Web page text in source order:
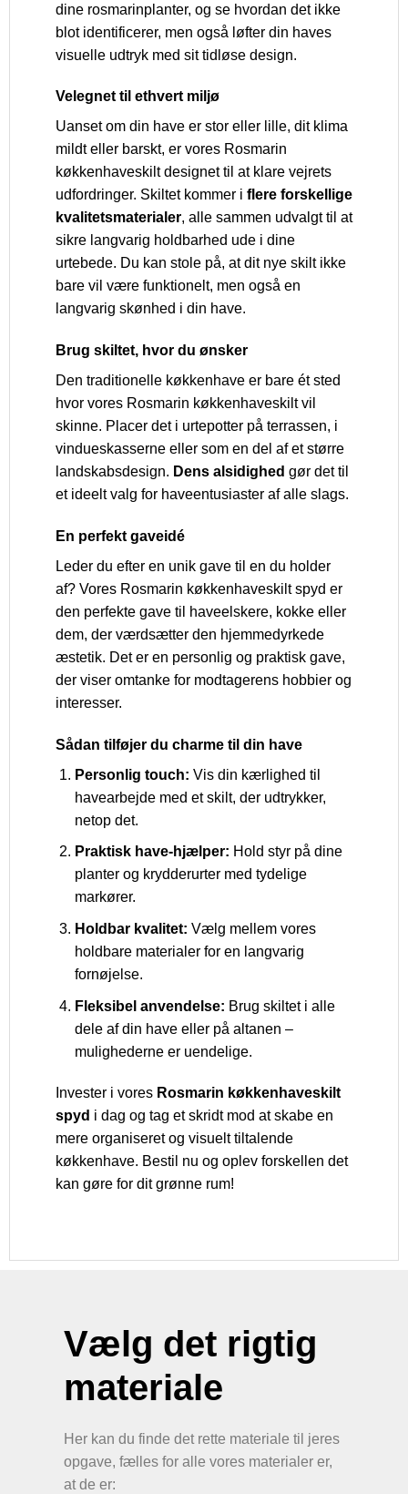
dine rosmarinplanter, og se hvordan det ikke
blot identificerer, men også løfter din haves
visuelle udtryk med sit tidløse design.
Velegnet til ethvert miljø
Uanset om din have er stor eller lille, dit klima
mildt eller barskt, er vores Rosmarin
køkkenhaveskilt designet til at klare vejrets
udfordringer. Skiltet kommer i flere forskellige
kvalitetsmaterialer, alle sammen udvalgt til at
sikre langvarig holdbarhed ude i dine
urtebede. Du kan stole på, at dit nye skilt ikke
bare vil være funktionelt, men også en
langvarig skønhed i din have.
Brug skiltet, hvor du ønsker
Den traditionelle køkkenhave er bare ét sted
hvor vores Rosmarin køkkenhaveskilt vil
skinne. Placer det i urtepotter på terrassen, i
vindueskasserne eller som en del af et større
landskabsdesign. Dens alsidighed gør det til
et ideelt valg for haveentusiaster af alle slags.
En perfekt gaveidé
Leder du efter en unik gave til en du holder
af? Vores Rosmarin køkkenhaveskilt spyd er
den perfekte gave til haveelskere, kokke eller
dem, der værdsætter den hjemmedyrkede
æstetik. Det er en personlig og praktisk gave,
der viser omtanke for modtagerens hobbier og
interesser.
Sådan tilføjer du charme til din have
Personlig touch: Vis din kærlighed til
havearbejde med et skilt, der udtrykker,
netop det.
Praktisk have-hjælper: Hold styr på dine
planter og krydderurter med tydelige
markører.
Holdbar kvalitet: Vælg mellem vores
holdbare materialer for en langvarig
fornøjelse.
Fleksibel anvendelse: Brug skiltet i alle
dele af din have eller på altanen –
mulighederne er uendelige.
Invester i vores Rosmarin køkkenhaveskilt
spyd i dag og tag et skridt mod at skabe en
mere organiseret og visuelt tiltalende
køkkenhave. Bestil nu og oplev forskellen det
kan gøre for dit grønne rum!
Vælg det rigtig
materiale
Her kan du finde det rette materiale til jeres
opgave, fælles for alle vores materialer er,
at de er: